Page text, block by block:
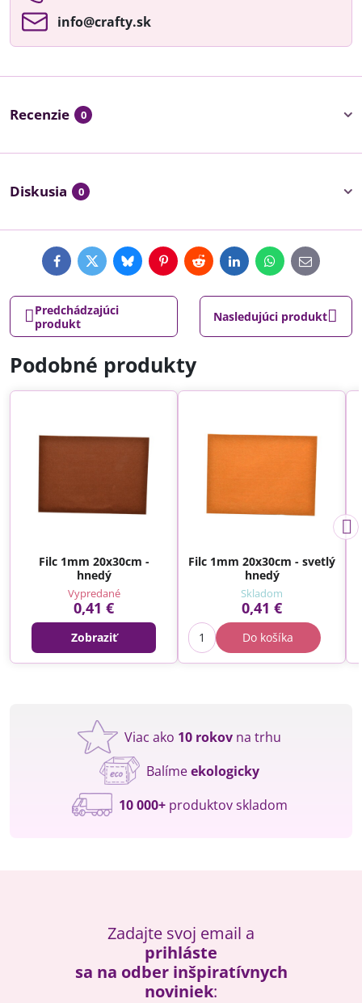
info​@crafty​.sk
Recenzie 0
Diskusia 0
FacebookTwitterBlueskyPinterestRedditLinkedInWhatsApp
E-
mail
Predchádzajúci
produkt
Nasledujúci produkt
Podobné produkty
Filc 1mm 20x30cm -
hnedý
Vypredané
0,41 €
Zobraziť
Filc 1mm 20x30cm - svetlý
hnedý
Skladom
0,41 €
Do košíka
Viac ako 10 rokov na trhu
Balímeekologicky
10 000+produktov skladom
Zadajte svoj email a
prihláste
sa na odber inšpiratívnych
noviniek: